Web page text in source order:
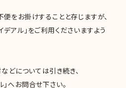
をお掛けすることと存じますが、
アル」をご利用くださいますよう
などについては引き続き、
へお問合せ下さい。